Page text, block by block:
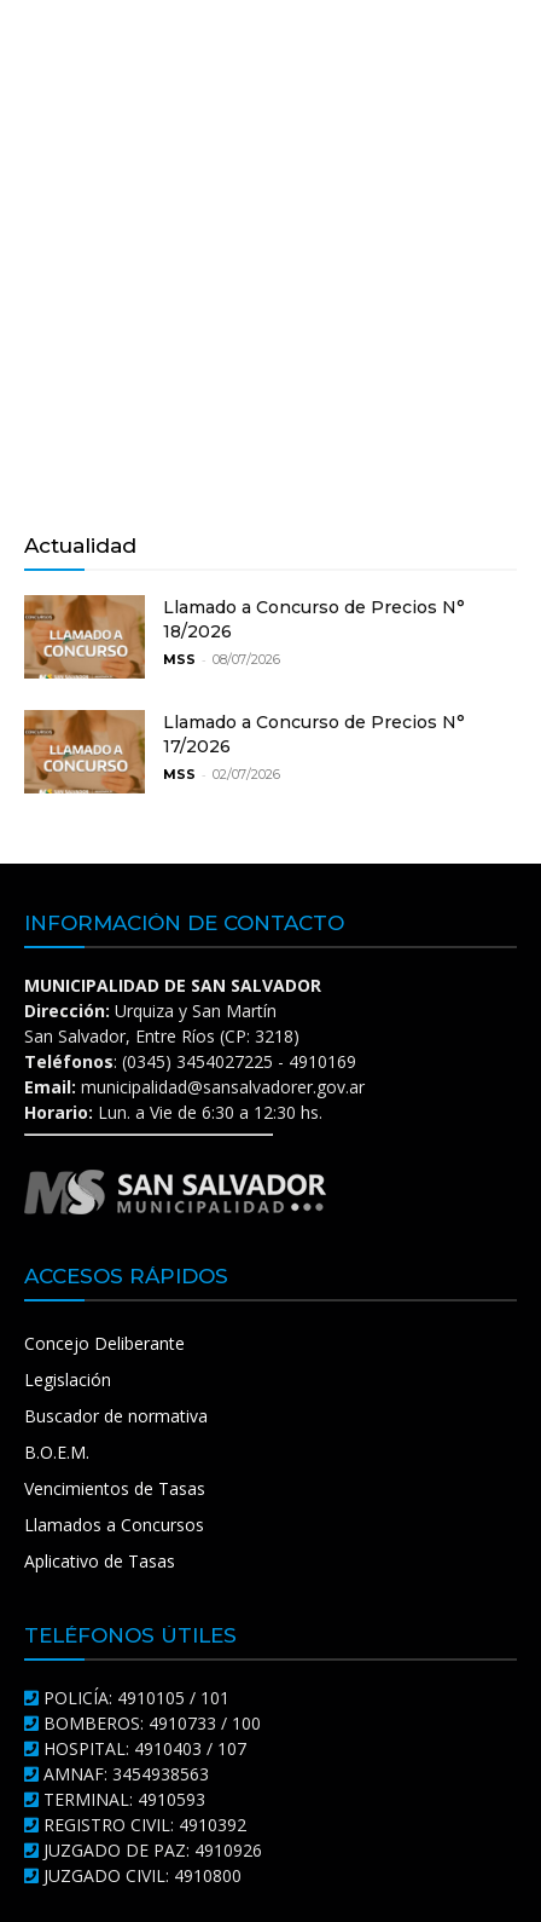
Actualidad
Llamado a Concurso de Precios N°
18/2026
MSS - 08/07/2026
Llamado a Concurso de Precios N°
17/2026
MSS - 02/07/2026
INFORMACIÓN DE CONTACTO
MUNICIPALIDAD DE SAN SALVADOR
Dirección: Urquiza y San Martín
San Salvador, Entre Ríos (CP: 3218)
Teléfonos: (0345) 3454027225 - 4910169
Email: municipalidad@sansalvadorer.gov.ar
Horario: Lun. a Vie de 6:30 a 12:30 hs.
ACCESOS RÁPIDOS
Concejo Deliberante
Legislación
Buscador de normativa
B.O.E.M.
Vencimientos de Tasas
Llamados a Concursos
Aplicativo de Tasas
TELÉFONOS ÚTILES
POLICÍA: 4910105 / 101
BOMBEROS: 4910733 / 100
HOSPITAL: 4910403 / 107
AMNAF: 3454938563
TERMINAL: 4910593
REGISTRO CIVIL: 4910392
JUZGADO DE PAZ: 4910926
JUZGADO CIVIL: 4910800